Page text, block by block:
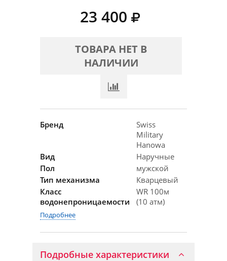
23 400
ТОВАРА НЕТ В
НАЛИЧИИ
Бренд
Swiss
Military
Hanowa
Вид
Наручные
Пол
мужской
Тип механизма
Кварцевый
Класс
водонепроницаемости
WR 100м
(10 атм)
Подробнее
Подробные характеристики